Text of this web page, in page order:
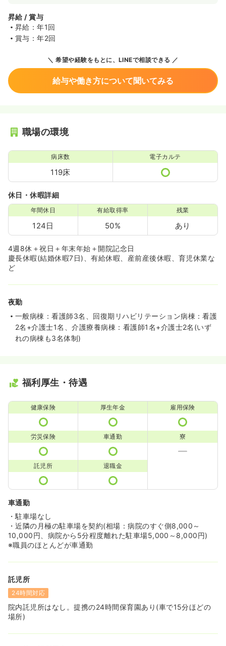
昇給 / 賞与
昇給：年1回
賞与：年2回
希望や経験をもとに、LINEで相談できる
給与や働き方について聞いてみる
職場の環境
病床数
119床
電子カルテ
休日・休暇詳細
年間休日
124日
有給取得率
50%
残業
あり
4週8休＋祝日＋年末年始＋開院記念日
慶長休暇(結婚休暇7日)、有給休暇、産前産後休暇、育児休業な
ど
夜勤
一般病棟：看護師3名、回復期リハビリテーション病棟：看護
2名+介護士1名、介護療養病棟：看護師1名+介護士2名(いず
れの病棟も3名体制)
福利厚生・待遇
健康保険 厚生年金 雇用保険
労災保険 車通勤 寮
託児所 退職金
車通勤
・駐車場なし
・近隣の月極の駐車場を契約(相場：病院のすぐ側8,000～
10,000円、病院から5分程度離れた駐車場5,000～8,000円)
※職員のほとんどが車通勤
託児所
24時間対応
院内託児所はなし。提携の24時間保育園あり(車で15分ほどの
場所)